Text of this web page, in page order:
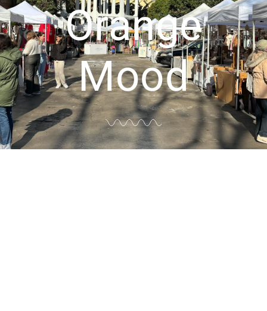
Orange
Mood